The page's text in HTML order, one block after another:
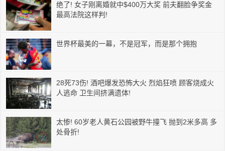
绝了! 女子刚离婚就中$400万大奖 前夫翻脸争奖金
最高法院这样判!
世界杯最美的一幕，不是冠军，而是那个拥抱
28死73伤! 酒吧爆发恐怖大火 烈焰狂喷 顾客烧成火
人逃命 卫生间挤满遗体!
太惨! 60岁老人黄石公园被野牛撞飞 抛到2米多高 多
处骨折!